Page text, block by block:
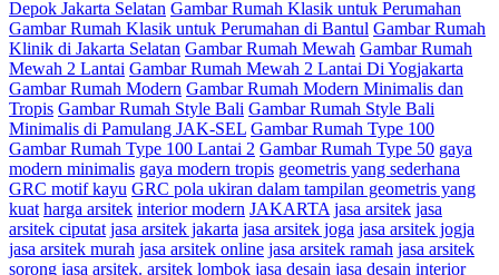
Depok Jakarta Selatan Gambar Rumah Klasik untuk Perumahan
Gambar Rumah Klasik untuk Perumahan di Bantul Gambar Rumah
Klinik di Jakarta Selatan Gambar Rumah Mewah Gambar Rumah
Mewah 2 Lantai Gambar Rumah Mewah 2 Lantai Di Yogjakarta
Gambar Rumah Modern Gambar Rumah Modern Minimalis dan
Tropis Gambar Rumah Style Bali Gambar Rumah Style Bali
Minimalis di Pamulang JAK-SEL Gambar Rumah Type 100
Gambar Rumah Type 100 Lantai 2 Gambar Rumah Type 50 gaya
modern minimalis gaya modern tropis geometris yang sederhana
GRC motif kayu GRC pola ukiran dalam tampilan geometris yang
kuat harga arsitek interior modern JAKARTA jasa arsitek jasa
arsitek ciputat jasa arsitek jakarta jasa arsitek joga jasa arsitek jogja
jasa arsitek murah jasa arsitek online jasa arsitek ramah jasa arsitek
sorong jasa arsitek. arsitek lombok jasa desain jasa desain interior